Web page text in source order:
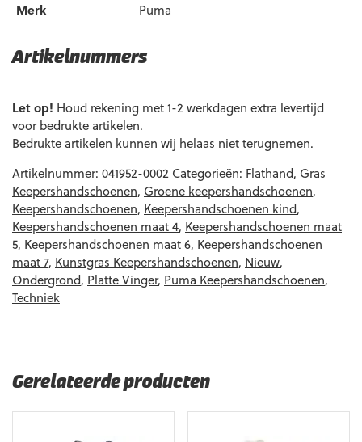
Artikelnummers
Let op! Houd rekening met 1-2 werkdagen extra levertijd
voor bedrukte artikelen.
Bedrukte artikelen kunnen wij helaas niet terugnemen.
Artikelnummer: 041952-0002 Categorieën: Flathand, Gras
Keepershandschoenen, Groene keepershandschoenen,
Keepershandschoenen, Keepershandschoenen kind,
Keepershandschoenen maat 4, Keepershandschoenen maat
5, Keepershandschoenen maat 6, Keepershandschoenen
maat 7, Kunstgras Keepershandschoenen, Nieuw,
Ondergrond, Platte Vinger, Puma Keepershandschoenen,
Techniek
Merk
Puma
Gerelateerde producten